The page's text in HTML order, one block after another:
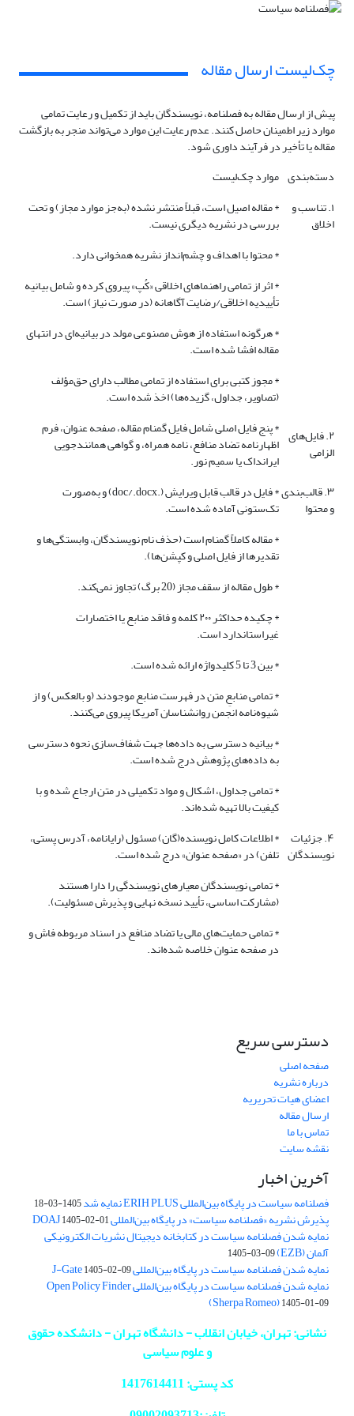
چک‌لیست ارسال مقاله
پیش از ارسال مقاله به فصلنامه، نویسندگان باید از تکمیل و رعایت تمامی
موارد زیر اطمینان حاصل کنند. عدم رعایت این موارد می‌تواند منجر به بازگشت
مقاله یا تأخیر در فرآیند داوری شود.
دسته‌بندی موارد چک‌لیست
۱. تناسب و
اخلاق
* مقاله اصیل است، قبلاً منتشر نشده (به‌جز موارد مجاز) و تحت
بررسی در نشریه دیگری نیست.
* محتوا با اهداف و چشم‌انداز نشریه همخوانی دارد.
* اثر از تمامی راهنماهای اخلاقی «کُپ» پیروی کرده و شامل بیانیه
تأییدیه اخلاقی/رضایت آگاهانه (در صورت نیاز) است.
* هرگونه استفاده از هوش مصنوعی مولد در بیانیه‌ای در انتهای
مقاله افشا شده است.
* مجوز کتبی برای استفاده از تمامی مطالب دارای حق‌مؤلف
(تصاویر، جداول، گزیده‌ها) اخذ شده است.
۲. فایل‌های
الزامی
* پنج فایل اصلی شامل فایل گمنام مقاله، صفحه عنوان، فرم
اظهارنامه تضاد منافع، نامه همراه، و گواهی همانندجویی
ایرانداک یا سمیم نور.
۳. قالب‌بندی
و محتوا
* فایل در قالب قابل ویرایش (.doc/.docx) و به‌صورت
تک‌ستونی آماده شده است.
* مقاله کاملاً گمنام است (حذف نام نویسندگان، وابستگی‌ها و
تقدیرها از فایل اصلی و کپشن‌ها).
* طول مقاله از سقف مجاز (20 برگ) تجاوز نمی‌کند.
* چکیده حداکثر ۲۰۰ کلمه و فاقد منابع یا اختصارات
غیر‌استاندارد است.
* بین 3 تا 5 کلیدواژه ارائه شده است.
* تمامی منابعِ متن در فهرست منابع موجودند (و بالعکس) و از
شیوه‌نامه انجمن روانشناسان آمریکا پیروی می‌کنند.
* بیانیه دسترسی به داده‌ها جهت شفاف‌سازی نحوه دسترسی
به داده‌های پژوهش درج شده است.
* تمامی جداول، اشکال و مواد تکمیلی در متن ارجاع شده و با
کیفیت بالا تهیه شده‌اند.
۴. جزئیات
نویسندگان
* اطلاعات کامل نویسنده(گان) مسئول (رایانامه، آدرس پستی،
تلفن) در «صفحه عنوان» درج شده است.
* تمامی نویسندگان معیارهای نویسندگی را دارا هستند
(مشارکت اساسی، تأیید نسخه نهایی و پذیرش مسئولیت).
* تمامی حمایت‌های مالی یا تضاد منافع در اسناد مربوطه فاش و
در صفحه عنوان خلاصه شده‌اند.
دسترسی سریع
صفحه اصلی
درباره نشریه
اعضای هیات تحریریه
ارسال مقاله
تماس با ما
نقشه سایت
آخرین اخبار
فصلنامه سیاست در پایگاه بین‌المللی ERIH PLUS نمایه شد 1405-03-18
پذیرش نشریه «فصلنامه سیاست» در پایگاه بین‌المللی DOAJ1405-02-01
نمایه شدن فصلنامه سیاست در کتابخانه دیجیتال نشریات الکترونیکی
آلمان (EZB) 1405-03-09
نمایه شدن فصلنامه سیاست در پایگاه بین‌المللی J-Gate1405-02-09
نمایه شدن فصلنامه سیاست در پایگاه بین‌المللی Open Policy Finder
(Sherpa Romeo)1405-01-09
نشانی: تهران، خیابان انقلاب - دانشگاه تهران - دانشکده حقوق
و علوم سیاسی
کد پستی: 1417614411